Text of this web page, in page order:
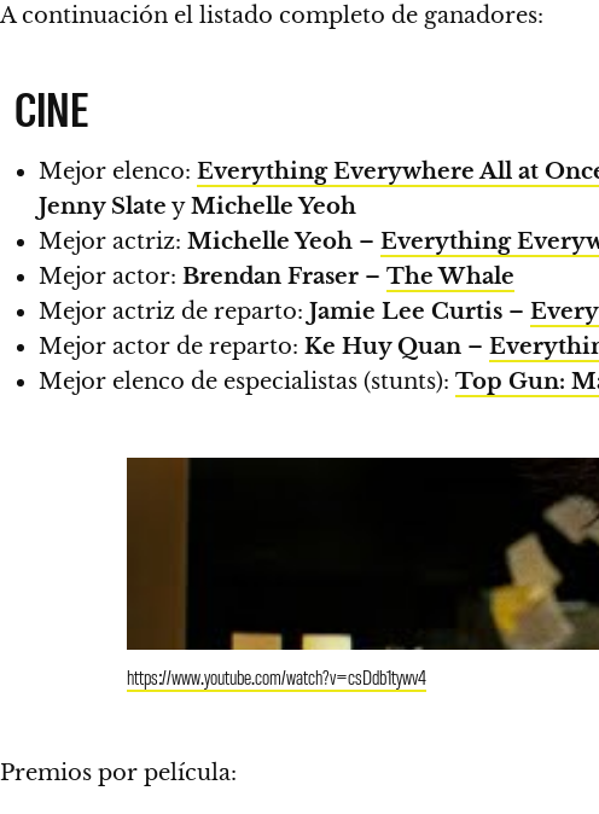
A continuación el listado completo de ganadores:
CINE
Mejor elenco: Everything Everywhere All at
Jenny Slate yMichelle Yeoh
Mejor actriz: Michelle Yeoh – Everything
Mejor actor: Brendan Fraser – The Whale
Mejor actriz de reparto: Jamie Lee Curtis –
Mejor actor de reparto: Ke Huy Quan –
Mejor elenco de especialistas (stunts): Top Gun:
https://www.youtube.com/watch?v=csDdb1tywv4
Premios por película: